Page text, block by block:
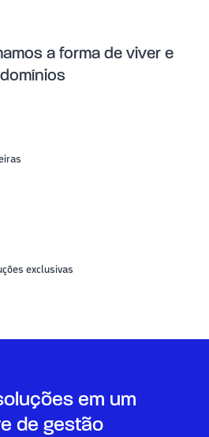
a forma de viver e
exclusivas
em um
de gestão